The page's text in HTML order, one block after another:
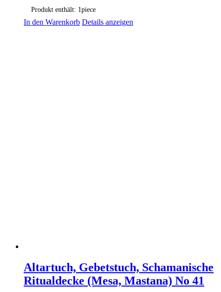
Produkt enthält: 1piece
In den Warenkorb Details anzeigen
Altartuch, Gebetstuch, Schamanische
Ritualdecke (Mesa, Mastana) No 41